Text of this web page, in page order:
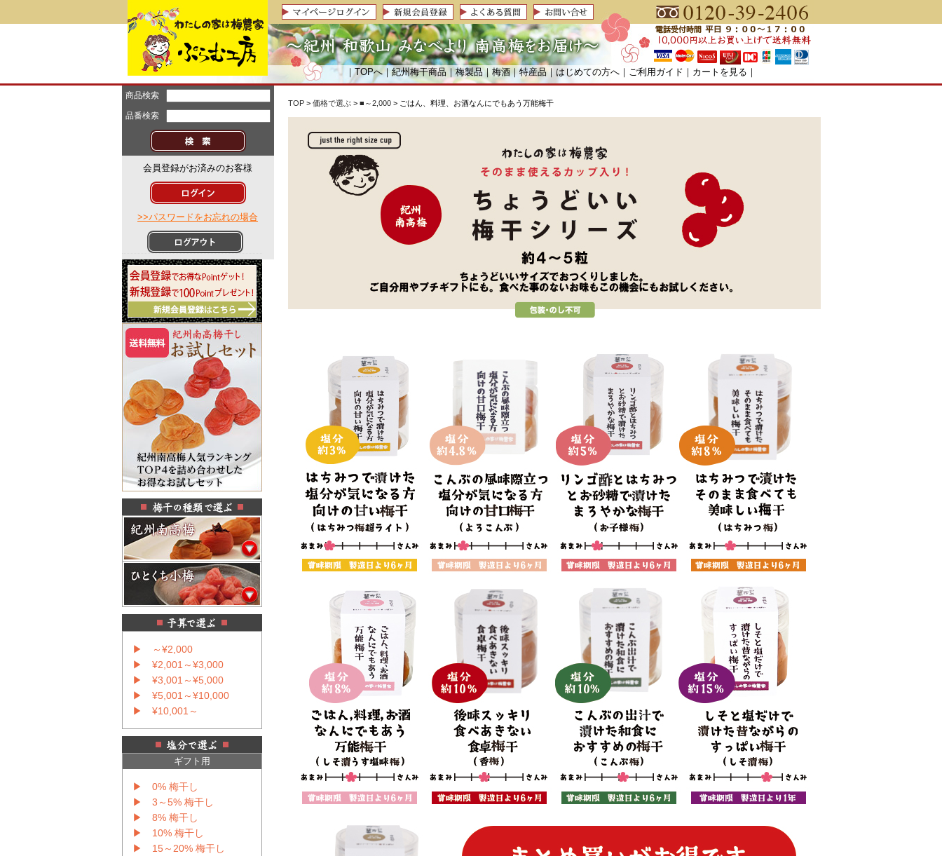
｜TOPへ｜紀州梅干商品 ｜梅製品｜ 梅酒｜ 特産品｜ はじめての方へ ｜ ご利用ガイド ｜ カートを見る ｜
商品検索
品番検索
会員登録がお済みのお客様
>>パスワードをお忘れの場合
▶ ～¥2,000
▶ ¥2,001～¥3,000
▶ ¥3,001～¥5,000
▶ ¥5,001～¥10,000
▶ ¥10,001～
ギフト用
▶ 0% 梅干し
▶ 3～5% 梅干し
▶ 8% 梅干し
▶ 10% 梅干し
▶ 15～20% 梅干し
TOP> 価格で選ぶ> ■～2,000> ごはん、料理、お酒なんにでもあう万能梅干